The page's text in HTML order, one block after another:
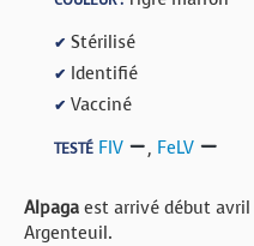
✔ Stérilisé
✔ Identifié
✔ Vacciné
TESTÉ FIV , FeLV
Alpaga est arrivé début avril
Argenteuil.